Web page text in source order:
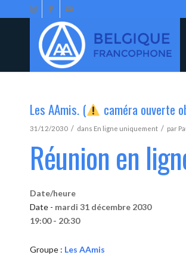
Les AAmis. ( caméra ouverte
31/12/2030 / dans En ligne uniquement / par
Réunion en
Date/heure
Date - mardi 31 décembre 2030
19:00 - 20:30
Groupe : Les AAmis